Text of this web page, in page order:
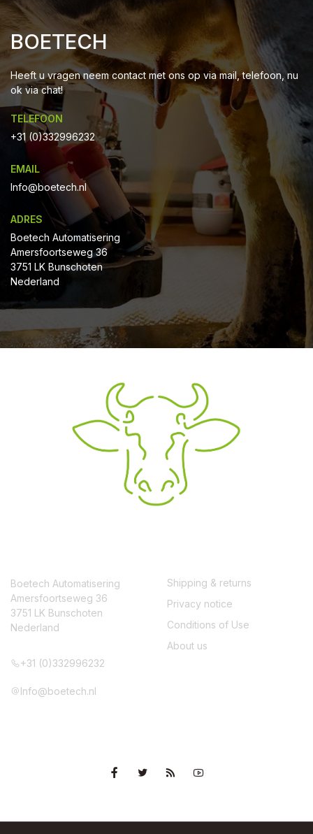
BOETECH
Heeft u vragen neem contact met ons op via mail, telefoon, nu
ok via chat!
TELEFOON
+31 (0)332996232
EMAIL
Info@boetech.nl
ADRES
Boetech Automatisering
Amersfoortseweg 36
3751 LK Bunschoten
Nederland
Boetech Automatisering
Amersfoortseweg 36
3751 LK Bunschoten
Nederland
+31 (0)332996232
Info@boetech.nl
Shipping & returns
Privacy notice
Conditions of Use
About us